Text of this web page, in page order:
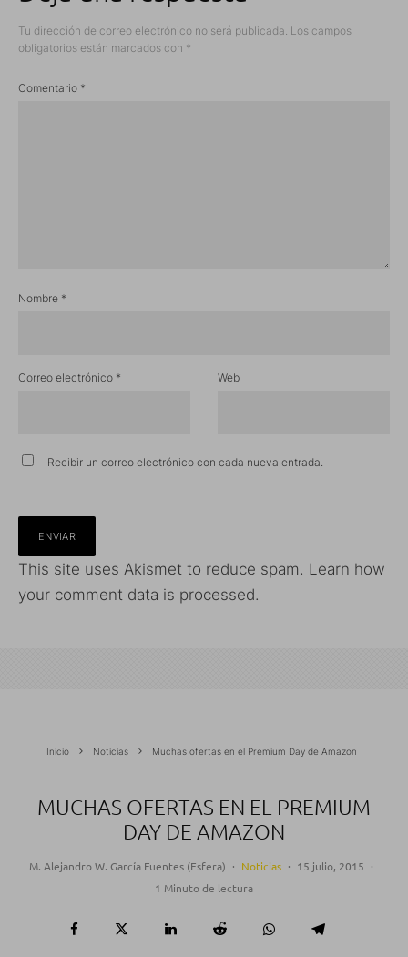
Tu dirección de correo electrónico no será publicada. Los campos
obligatorios están marcados con *
Comentario *
Nombre *
Correo electrónico * Web
Recibir un correo electrónico con cada nueva entrada.
This site uses Akismet to reduce spam. Learn how
your comment data is processed.
Inicio Noticias Muchas ofertas en el Premium Day de Amazon
MUCHAS OFERTAS EN EL PREMIUM
DAY DE AMAZON
M. Alejandro W. García Fuentes (Esfera) · Noticias · 15 julio, 2015 ·
1 Minuto de lectura